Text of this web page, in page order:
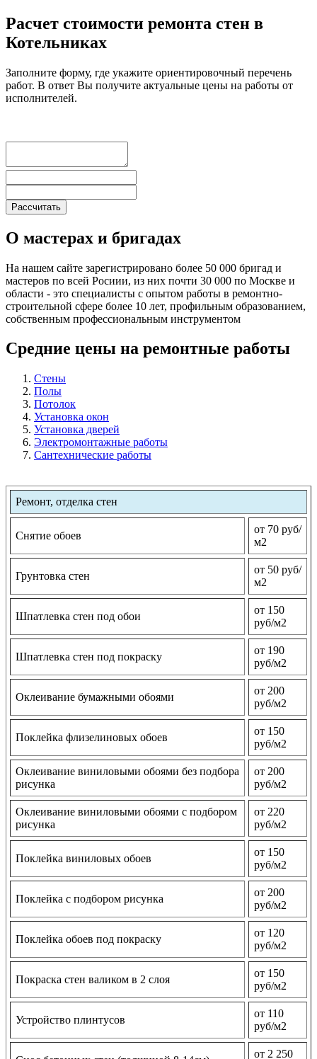
Расчет стоимости ремонта стен в
Котельниках
Заполните форму, где укажите ориентировочный перечень
работ. В ответ Вы получите актуальные цены на работы от
исполнителей.
О мастерах и бригадах
На нашем сайте зарегистрировано более 50 000 бригад и
мастеров по всей Росиии, из них почти 30 000 по Москве и
области - это специалисты с опытом работы в ремонтно-
строительной сфере более 10 лет, профильным образованием,
собственным профессиональным инструментом
Средние цены на ремонтные работы
Стены
Полы
Потолок
Установка окон
Установка дверей
Электромонтажные работы
Сантехнические работы
Ремонт, отделка стен
Снятие обоев
от 70 руб/
м2
Грунтовка стен
от 50 руб/
м2
Шпатлевка стен под обои
от 150
руб/м2
Шпатлевка стен под покраску
от 190
руб/м2
Оклеивание бумажными обоями
от 200
руб/м2
Поклейка флизелиновых обоев
от 150
руб/м2
Оклеивание виниловыми обоями без подбора
рисунка
от 200
руб/м2
Оклеивание виниловыми обоями с подбором
рисунка
от 220
руб/м2
Поклейка виниловых обоев
от 150
руб/м2
Поклейка с подбором рисунка
от 200
руб/м2
Поклейка обоев под покраску
от 120
руб/м2
Покраска стен валиком в 2 слоя
от 150
руб/м2
Устройство плинтусов
от 110
руб/м2
от 2 250